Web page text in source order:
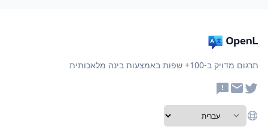
תרגום מדויק ב-100+ שפות באמצעות בינה מלאכותית